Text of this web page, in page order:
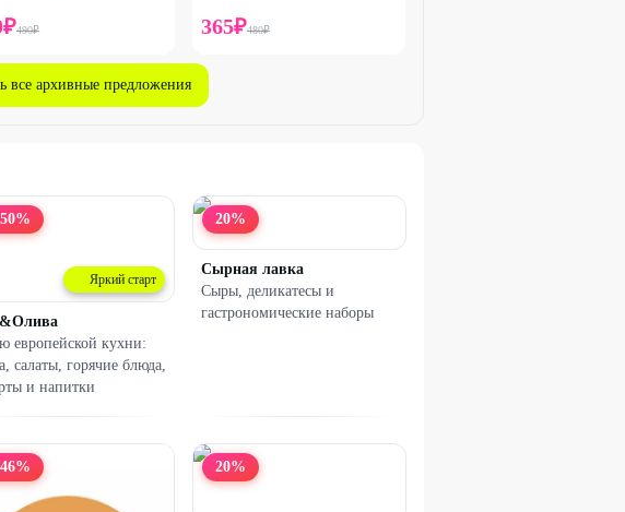
₽490₽ 365₽480₽
все архивные предложения
50%
Яркий старт
европейской кухни:
салаты, горячие блюда,
и напитки
20%
Сырная лавка
Сыры, деликатесы и
гастрономические наборы
46% 20%